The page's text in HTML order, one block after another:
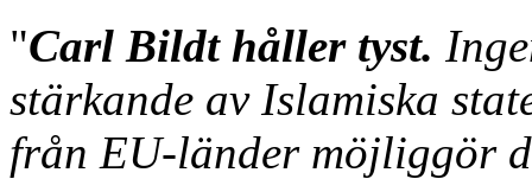
"Carl Bildt håller tyst.
stärkande av Islamiska
från EU-länder möjliggör